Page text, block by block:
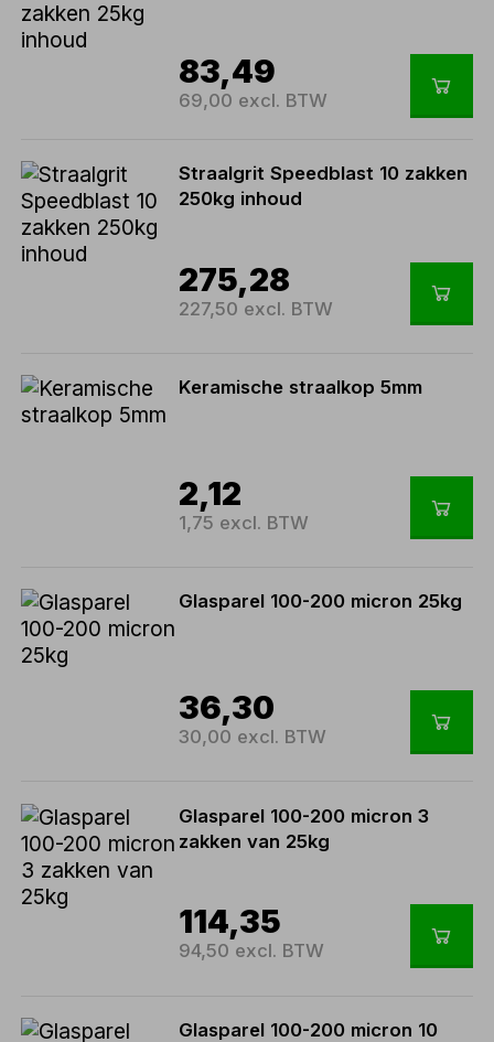
83,49
69,00 excl. BTW
Straalgrit Speedblast 10 zakken
250kg inhoud
275,28
227,50 excl. BTW
Keramische straalkop 5mm
2,12
1,75 excl. BTW
Glasparel 100-200 micron 25kg
36,30
30,00 excl. BTW
Glasparel 100-200 micron 3
zakken van 25kg
114,35
94,50 excl. BTW
Glasparel 100-200 micron 10